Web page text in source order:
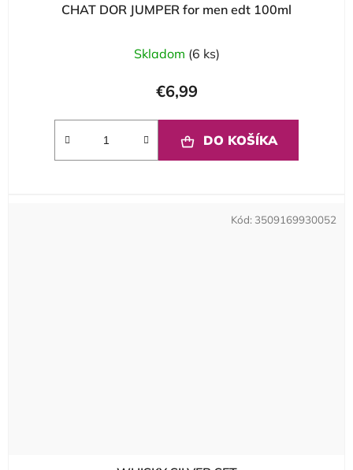
CHAT DOR JUMPER for men edt 100ml
Skladom (6 ks)
€6,99
DO KOŠÍKA
Kód: 3509169930052